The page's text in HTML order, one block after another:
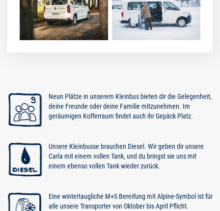
Neun Plätze in unserem Kleinbus bieten dir die Gelegenheit,
deine Freunde oder deine Familie mitzunehmen. Im
geräumigen Kofferraum findet auch ihr Gepäck Platz.
Unsere Kleinbusse brauchen Diesel. Wir geben dir unsere
Carla mit einem vollen Tank, und du bringst sie uns mit
einem ebenso vollen Tank wieder zurück.
Eine wintertaugliche M+S Bereifung mit Alpine-Symbol ist für
alle unsere Transporter von Oktober bis April Pflicht.